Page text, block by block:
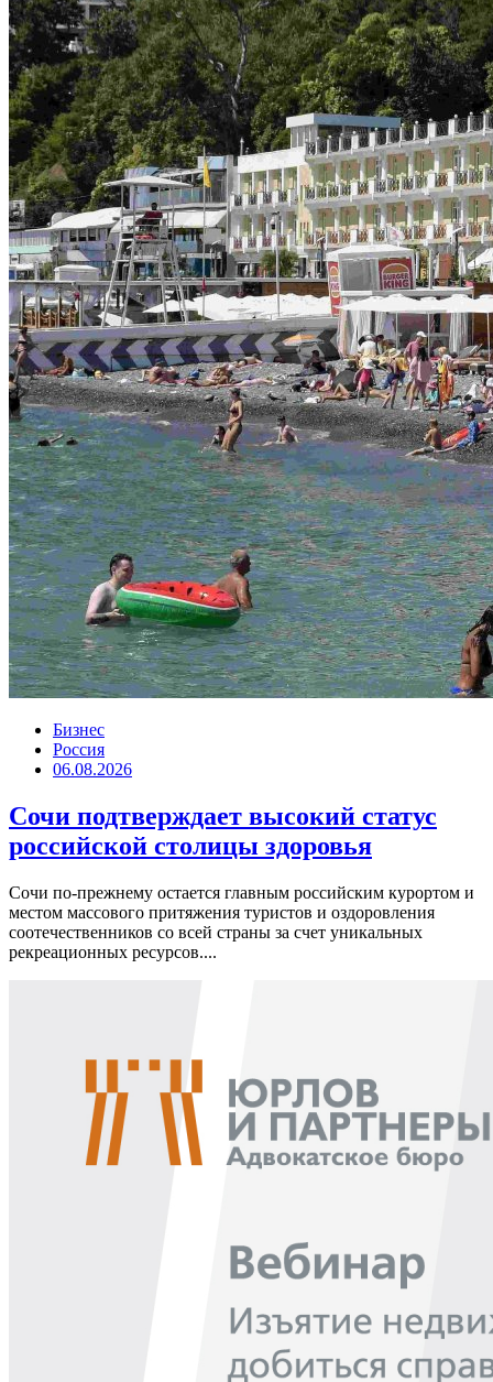
Бизнес
Россия
06.08.2026
Сочи подтверждает высокий статус
российской столицы здоровья
Сочи по-прежнему остается главным российским курортом и
местом массового притяжения туристов и оздоровления
соотечественников со всей страны за счет уникальных
рекреационных ресурсов....